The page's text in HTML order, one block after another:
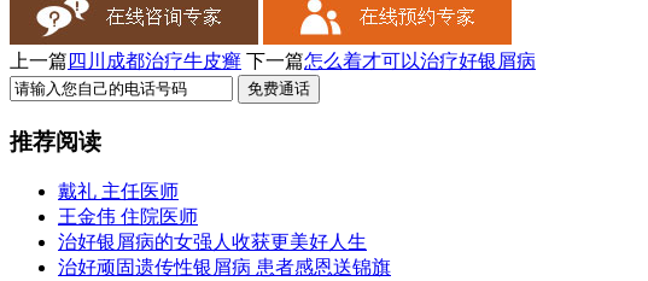
上一篇 四川成都治疗牛皮癣 下一篇怎么着才可以治疗好银屑病
推荐阅读
戴礼 主任医师
王金伟 住院医师
治好银屑病的女强人收获更美好人生
治好顽固遗传性银屑病 患者感恩送锦旗